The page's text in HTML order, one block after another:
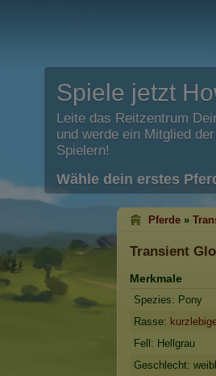
Spiele jetzt
Leite das Reitzentrum
und werde ein Mitglied
Spielern!
Wähle dein erstes
Pferde »
Transient
Merkmale
Spezies: Pony
Rasse:
Fell: Hellgrau
Geschlecht: